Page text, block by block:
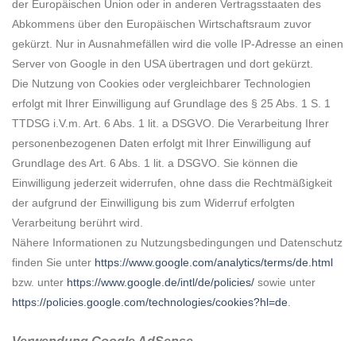
der Europäischen Union oder in anderen Vertragsstaaten des
Abkommens über den Europäischen Wirtschaftsraum zuvor
gekürzt. Nur in Ausnahmefällen wird die volle IP-Adresse an einen
Server von Google in den USA übertragen und dort gekürzt.
Die Nutzung von Cookies oder vergleichbarer Technologien
erfolgt mit Ihrer Einwilligung auf Grundlage des § 25 Abs. 1 S. 1
TTDSG i.V.m. Art. 6 Abs. 1 lit. a DSGVO. Die Verarbeitung Ihrer
personenbezogenen Daten erfolgt mit Ihrer Einwilligung auf
Grundlage des Art. 6 Abs. 1 lit. a DSGVO. Sie können die
Einwilligung jederzeit widerrufen, ohne dass die Rechtmäßigkeit
der aufgrund der Einwilligung bis zum Widerruf erfolgten
Verarbeitung berührt wird.
Nähere Informationen zu Nutzungsbedingungen und Datenschutz
finden Sie unter https://www.google.com/analytics/terms/de.html
bzw. unter https://www.google.de/intl/de/policies/ sowie unter
https://policies.google.com/technologies/cookies?hl=de